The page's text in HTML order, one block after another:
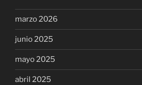
marzo 2026
junio 2025
mayo 2025
abril 2025